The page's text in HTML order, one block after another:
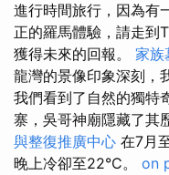
進行時間旅行，因為有
正的羅馬體驗，請走到
獲得未來的回報。 家族
龍灣的景像印象深刻，
我們看到了自然的獨特
寨，吳哥神廟隱藏了其
與整復推廣中心 在7月
晚上冷卻至22°C。 on